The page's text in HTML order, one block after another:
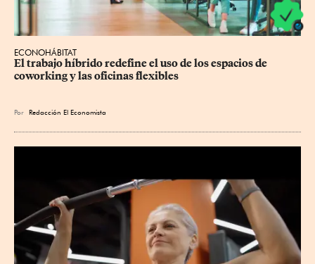
ECONOHÁBITAT
El trabajo híbrido redefine el uso de los espacios de
coworking y las oficinas flexibles
Por Redacción El Economista